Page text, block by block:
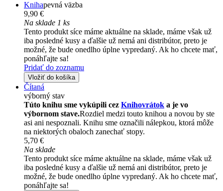
Knihapevná väzba
9,90 €
Na sklade 1 ks
Tento produkt síce máme aktuálne na sklade, máme však už
iba posledné kusy a ďalšie už nemá ani distribútor, preto je
možné, že bude onedlho úplne vypredaný. Ak ho chcete mať,
ponáhľajte sa!
Pridať do zoznamu
Vložiť do košíka
Čítaná
výborný stav
Túto knihu sme vykúpili cez Knihovrátok a je vo
výbornom stave.Rozdiel medzi touto knihou a novou by ste
asi ani nespoznali. Knihu sme označili nálepkou, ktorá môže
na niektorých obaloch zanechať stopy.
5,70 €
Na sklade
Tento produkt síce máme aktuálne na sklade, máme však už
iba posledné kusy a ďalšie už nemá ani distribútor, preto je
možné, že bude onedlho úplne vypredaný. Ak ho chcete mať,
ponáhľajte sa!